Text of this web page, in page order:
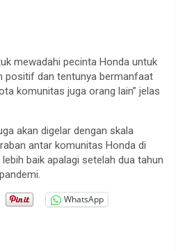
mewadahi pecinta Honda untuk
positif dan tentunya bermanfaat
komunitas juga orang lain” jelas
akan digelar dengan skala
antar komunitas Honda di
baik apalagi setelah dua tahun
WhatsApp